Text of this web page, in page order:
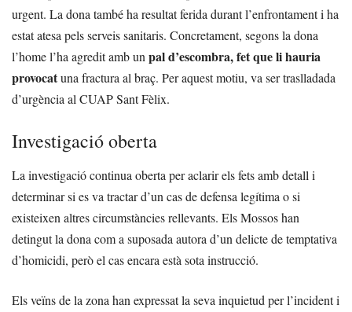
urgent. La dona també ha resultat ferida durant l’enfrontament i ha
estat atesa pels serveis sanitaris. Concretament, segons la dona
l’home l’ha agredit amb un pal d’escombra, fet que li hauria
provocatuna fractura al braç. Per aquest motiu, va ser traslladada
d’urgència al CUAP Sant Fèlix.
Investigació oberta
La investigació continua oberta per aclarir els fets amb detall i
determinar si es va tractar d’un cas de defensa legítima o si
existeixen altres circumstàncies rellevants. Els Mossos han
detingut la dona com a suposada autora d’un delicte de temptativa
d’homicidi, però el cas encara està sota instrucció.
Els veïns de la zona han expressat la seva inquietud per l’incident i